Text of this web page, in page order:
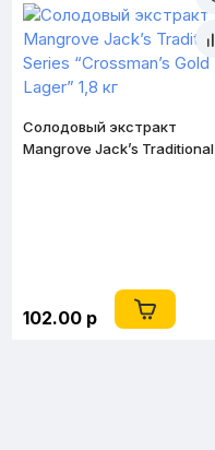
Солодовый экстракт
Mangrove Jack’s Traditional
102.00 р